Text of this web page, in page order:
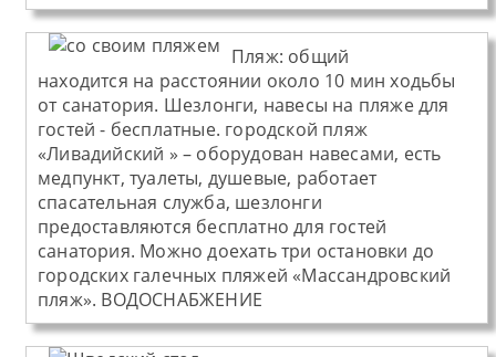
Пляж: общий
находится на расстоянии около 10 мин ходьбы
от санатория. Шезлонги, навесы на пляже для
гостей - бесплатные. городской пляж
«Ливадийский » – оборудован навесами, есть
медпункт, туалеты, душевые, работает
спасательная служба, шезлонги
предоставляются бесплатно для гостей
санатория. Можно доехать три остановки до
городских галечных пляжей «Массандровский
пляж». ВОДОСНАБЖЕНИЕ